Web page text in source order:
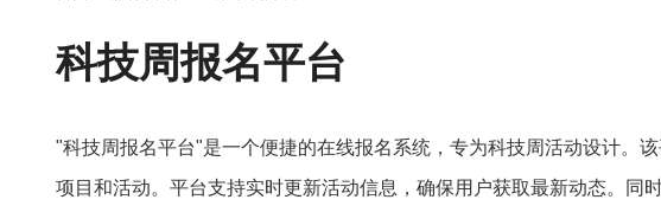
科技周报名平台
"科技周报名平台"是一个便捷的在线报名系统，专为科技周活动设计。
项目和活动。平台支持实时更新活动信息，确保用户获取最新动态。同